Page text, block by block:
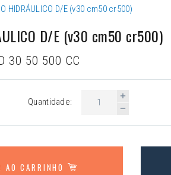
HIDRÁULICO D/E (v30 cm50 cr500)
D/E (v30 cm50 cr500)
30 50 500 CC
Quantidade:
AO CARRINHO